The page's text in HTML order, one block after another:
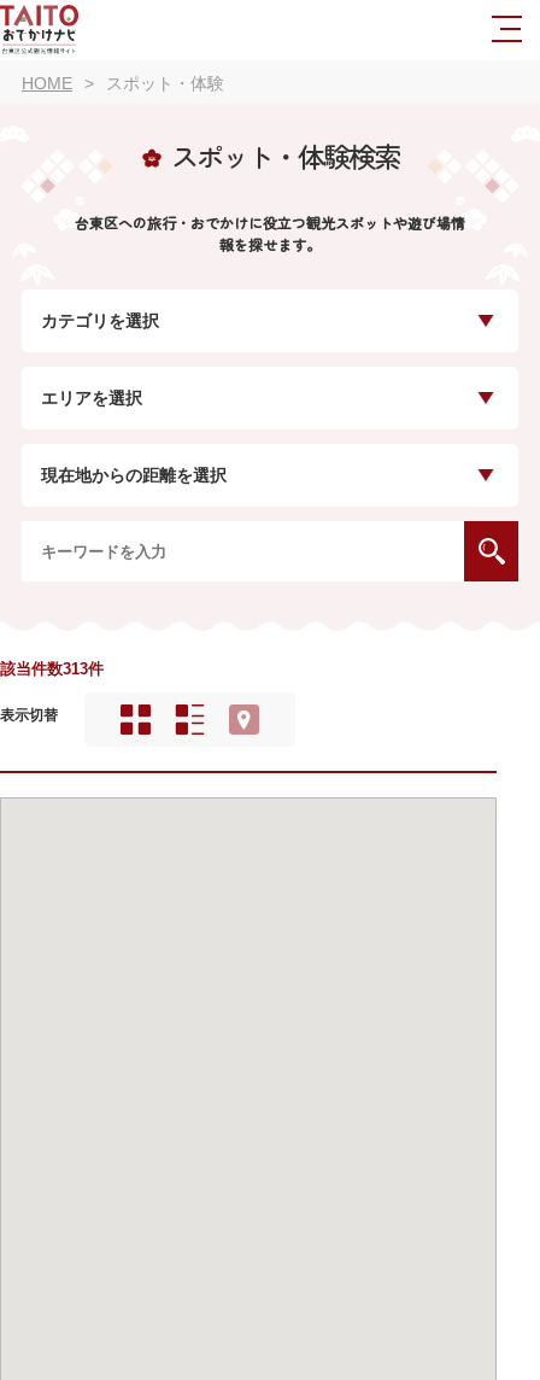
HOME スポット・体験
スポット・体験検索
台東区への旅行・おでかけに役立つ観光スポットや遊び場情
報を探せます。
カテゴリを選択
エリアを選択
現在地からの距離を選択
該当件数313件
表示切替